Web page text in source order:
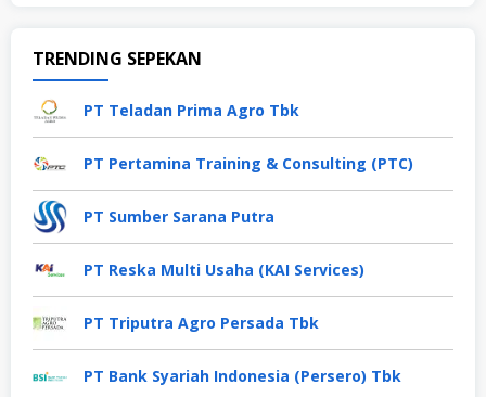
TRENDING SEPEKAN
PT Teladan Prima Agro Tbk
PT Pertamina Training & Consulting (PTC)
PT Sumber Sarana Putra
PT Reska Multi Usaha (KAI Services)
PT Triputra Agro Persada Tbk
PT Bank Syariah Indonesia (Persero) Tbk